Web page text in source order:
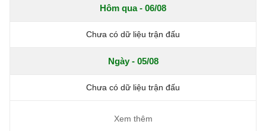
Hôm qua - 06/08
Chưa có dữ liệu trận đấu
Ngày - 05/08
Chưa có dữ liệu trận đấu
Xem thêm